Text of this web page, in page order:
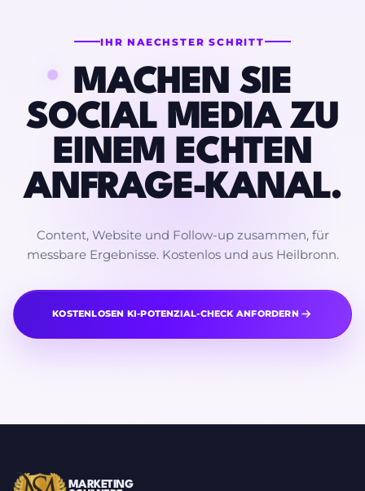
IHR NAECHSTER SCHRITT
MACHEN SIE
SOCIAL MEDIA ZU
EINEM ECHTEN
ANFRAGE-KANAL.
Content, Website und Follow-up zusammen, für
messbare Ergebnisse. Kostenlos und aus Heilbronn.
KOSTENLOSEN KI-POTENZIAL-CHECK ANFORDERN
MARKETING